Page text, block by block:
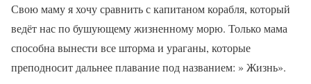
Свою маму я хочу сравнить с капитаном корабля, который
ведёт нас по бушующему жизненному морю. Только мама
способна вынести все шторма и ураганы, которые
преподносит дальнее плавание под названием: » Жизнь».